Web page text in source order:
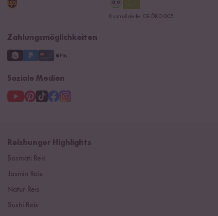
Datenschutzerklärung
Kontrollstelle: DE-ÖKO-005
Zahlungsmöglichkeiten
Soziale Medien
Reishunger Highlights
Basmati Reis
Jasmin Reis
Natur Reis
Sushi Reis